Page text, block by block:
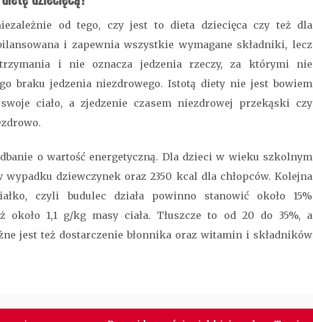
od tego, czy jest to dieta dziecięca czy też dla
i zapewnia wszystkie wymagane składniki, lecz
i nie oznacza jedzenia rzeczy, za którymi nie
braku jedzenia niezdrowego. Istotą diety nie jest bowiem
ciało, a zjedzenie czasem niezdrowej przekąski czy
o wartość energetyczną. Dla dzieci w wieku szkolnym
wypadku dziewczynek oraz 2350 kcal dla chłopców. Kolejna
czyli budulec działa powinno stanowić około 15%
około 1,1 g/kg masy ciała. Tłuszcze to od 20 do 35%, a
jest też dostarczenie błonnika oraz witamin i składników